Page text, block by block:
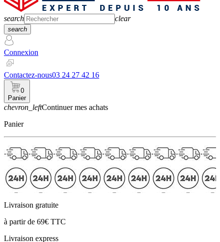
search clear
search
Connexion
Contactez-nous03 24 27 42 16
0
Panier
chevron_leftContinuer mes achats
Panier
Livraison gratuite
à partir de 69€ TTC
Livraison express